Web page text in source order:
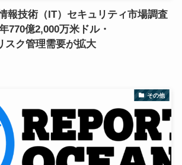
報技術（IT）セキュリティ市場調査
770億2,000万米ドル・
スク管理需要が拡大
その他